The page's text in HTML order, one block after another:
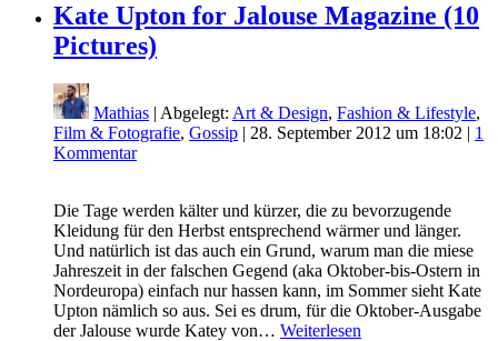
Kate Upton for Jalouse Magazine (10
Pictures)
Mathias | Abgelegt: Art & Design, Fashion & Lifestyle,
Film & Fotografie, Gossip | 28. September 2012 um 18:02 | 1
Kommentar
Die Tage werden kälter und kürzer, die zu bevorzugende
Kleidung für den Herbst entsprechend wärmer und länger.
Und natürlich ist das auch ein Grund, warum man die miese
Jahreszeit in der falschen Gegend (aka Oktober-bis-Ostern in
Nordeuropa) einfach nur hassen kann, im Sommer sieht Kate
Upton nämlich so aus. Sei es drum, für die Oktober-Ausgabe
der Jalouse wurde Katey von… Weiterlesen